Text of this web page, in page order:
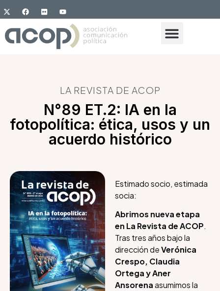
LA REVISTA DE ACOP
N°89 ET.2: IA en la
fotopolítica: ética, usos y un
acuerdo histórico
Estimado socio, estimada
socia:
Abrimos nueva etapa
en La Revista de ACOP.
Tras tres años bajo la
dirección deVerónica
Crespo, Claudia
Ortega y Aner
Ansorenaasumimos la